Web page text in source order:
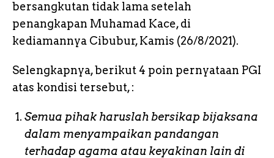
bersangkutan tidak lama setelah
penangkapan Muhamad Kace, di
kediamannya Cibubur, Kamis (26/8/2021).
Selengkapnya, berikut 4 poin pernyataan PGI
atas kondisi tersebut, :
Semua pihak haruslah bersikap bijaksana
dalam menyampaikan pandangan
terhadap agama atau keyakinan lain di